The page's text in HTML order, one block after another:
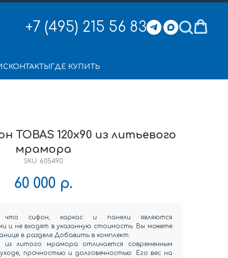
+7 (495) 215 56 83
КОНТАКТЫ ГДЕ КУПИТЬ
TOBAS 120x90 из литьевого
мрамора
SKU: 605490
60 000 р.
что сифон, каркас и панели являются
и не входят в указанную стоимость. Вы можете
в разделе Добавить в комплект.
из литого мрамора отличается современным
прочностью и долговечностью. Его вес на